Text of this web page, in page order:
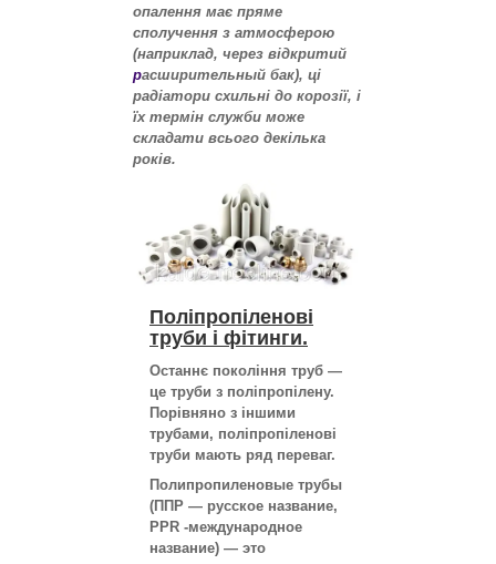
опалення має пряме
сполучення з атмосферою
(наприклад, через відкритий
расширительный бак), ці
радіатори схильні до корозії, і
їх термін служби може
складати всього декілька
років.
Поліпропіленові
труби і фітинги.
Останнє покоління труб —
це труби з поліпропілену.
Порівняно з іншими
трубами, поліпропіленові
труби мають ряд переваг.
Полипропиленовые трубы
(ППР ― русское название,
PPR -международное
название) ― это